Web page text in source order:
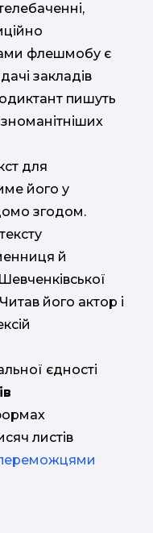
флешмобу є
закладів
пишуть
для
його у
згодом.
й
його актор і
єдності
листів